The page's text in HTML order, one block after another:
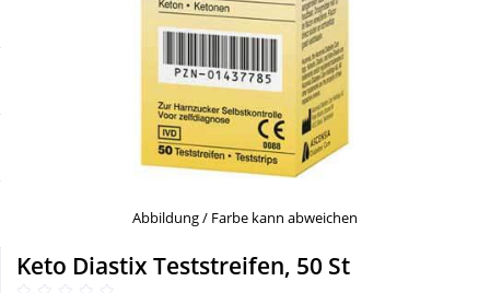
Täglich gut versorgt
Körperpflege & Kosmetik
Nahrungsergänzung
Natur & Homöopathie
Abbildung / Farbe kann abweichen
Keto Diastix Teststreifen, 50 St